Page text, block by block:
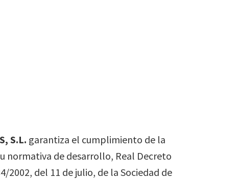
S.L. garantiza el cumplimiento de la
normativa de desarrollo, Real Decreto
2002, del 11 de julio, de la Sociedad de